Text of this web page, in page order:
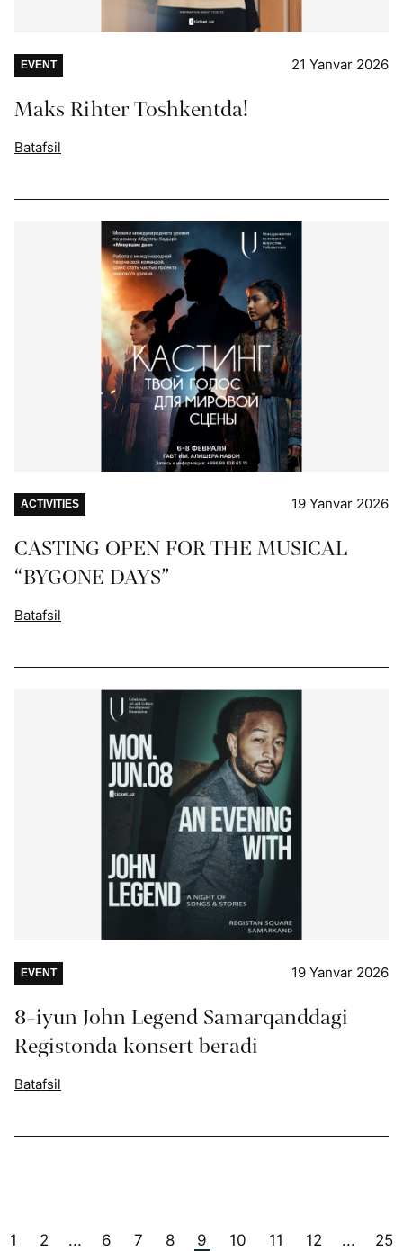
EVENT 21 Yanvar 2026
Maks Rihter Toshkentda!
Batafsil
ACTIVITIES 19 Yanvar 2026
CASTING OPEN FOR THE MUSICAL
“BYGONE DAYS”
Batafsil
EVENT 19 Yanvar 2026
8-iyun John Legend Samarqanddagi
Registonda konsert beradi
Batafsil
1 2 ... 6 7 8 9 10 11 12 ...
25